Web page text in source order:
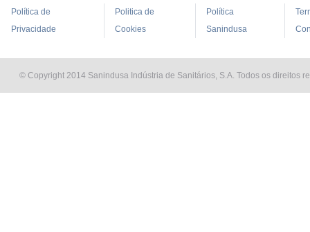
Política de
Privacidade
Politica de
Cookies
Política
Sanindusa
© Copyright 2014 Sanindusa Indústria de Sanitários, S.A. Todos os direitos